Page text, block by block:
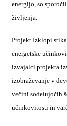
energijo, so
življenja.
Projekt Izklopi
energetske
izvajalci projekta
izobraževanje v
večini sodelujočih
učinkovitosti in